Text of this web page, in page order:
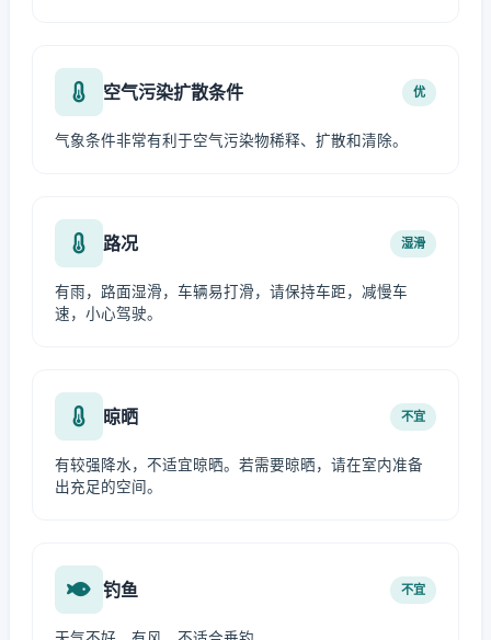
空气污染扩散条件 优
气象条件非常有利于空气污染物稀释、扩散和清除。
路况 湿滑
有雨，路面湿滑，车辆易打滑，请保持车距，减慢车
速，小心驾驶。
晾晒 不宜
有较强降水，不适宜晾晒。若需要晾晒，请在室内准备
出充足的空间。
钓鱼 不宜